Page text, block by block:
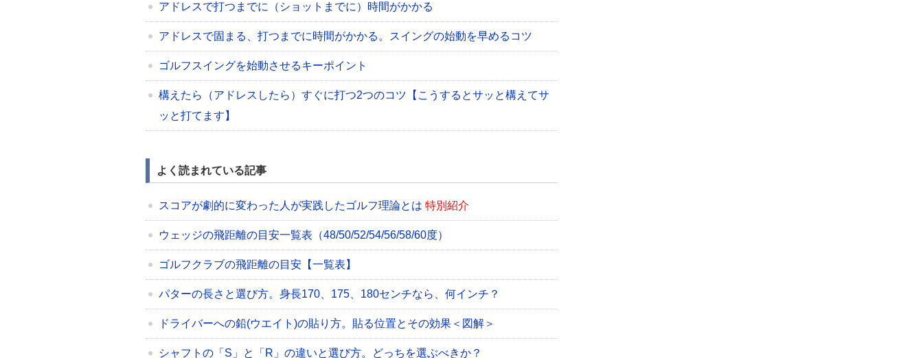
アドレスで打つまでに（ショットまでに）時間がかかる
アドレスで固まる、打つまでに時間がかかる。スイングの始動を早めるコツ
ゴルフスイングを始動させるキーポイント
構えたら（アドレスしたら）すぐに打つ2つのコツ【こうするとサッと構えてサ
ッと打てます】
よく読まれている記事
スコアが劇的に変わった人が実践したゴルフ理論とは 特別紹介
ウェッジの飛距離の目安一覧表（48/50/52/54/56/58/60度）
ゴルフクラブの飛距離の目安【一覧表】
パターの長さと選び方。身長170、175、180センチなら、何インチ？
ドライバーへの鉛(ウエイト)の貼り方。貼る位置とその効果＜図解＞
シャフトの「S」と「R」の違いと選び方。どっちを選ぶべきか？